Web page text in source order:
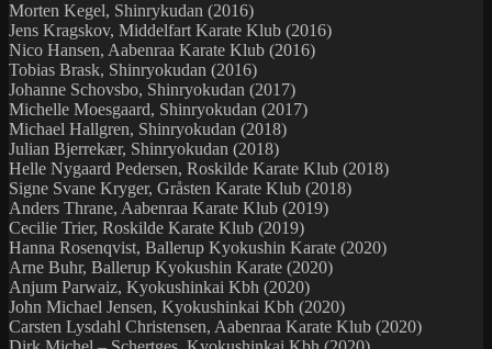
Morten Kegel, Shinrykudan (2016)
Jens Kragskov, Middelfart Karate Klub (2016)
Nico Hansen, Aabenraa Karate Klub (2016)
Tobias Brask, Shinryokudan (2016)
Johanne Schovsbo, Shinryokudan (2017)
Michelle Moesgaard, Shinryokudan (2017)
Michael Hallgren, Shinryokudan (2018)
Julian Bjerrekær, Shinryokudan (2018)
Helle Nygaard Pedersen, Roskilde Karate Klub (2018)
Signe Svane Kryger, Gråsten Karate Klub (2018)
Anders Thrane, Aabenraa Karate Klub (2019)
Cecilie Trier, Roskilde Karate Klub (2019)
Hanna Rosenqvist, Ballerup Kyokushin Karate (2020)
Arne Buhr, Ballerup Kyokushin Karate (2020)
Anjum Parwaiz, Kyokushinkai Kbh (2020)
John Michael Jensen, Kyokushinkai Kbh (2020)
Carsten Lysdahl Christensen, Aabenraa Karate Klub (2020)